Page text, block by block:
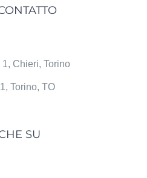
Chieri, Torino
Torino, TO
SU